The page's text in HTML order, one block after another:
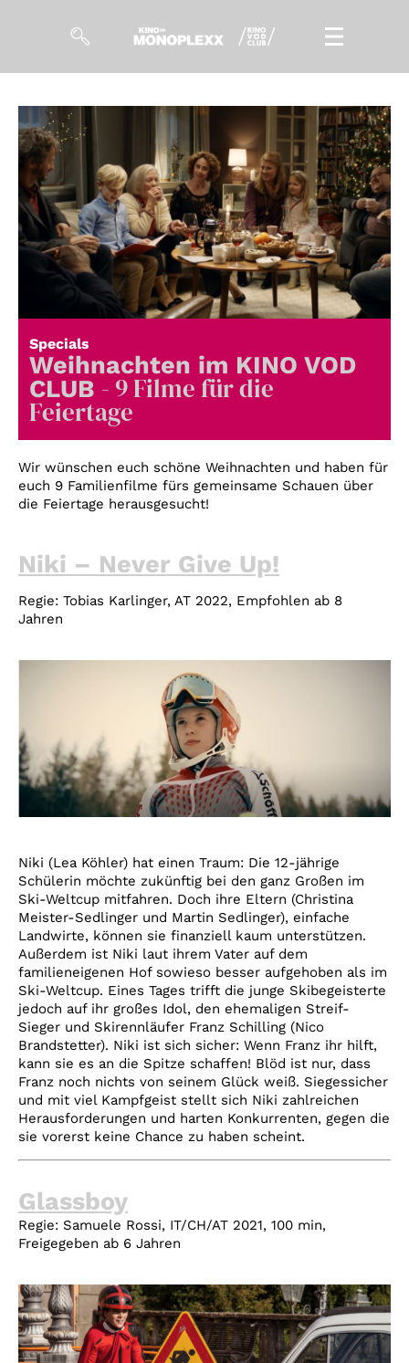
Filme
Magazin
Kuratierungen
Events
So geht’s
Filmpakete
Gutscheine
& Filmpässe
Account
Specials
Weihnachten im KINO VOD
CLUB - 9 Filme für die
Feiertage
Wir wünschen euch schöne Weihnachten und haben für
euch 9 Familienfilme fürs gemeinsame Schauen über
die Feiertage herausgesucht!
Niki – Never Give Up!
Regie: Tobias Karlinger, AT 2022, Empfohlen ab 8
Jahren
Niki (Lea Köhler) hat einen Traum: Die 12-jährige
Schülerin möchte zukünftig bei den ganz Großen im
Ski-Weltcup mitfahren. Doch ihre Eltern (Christina
Meister-Sedlinger und Martin Sedlinger), einfache
Landwirte, können sie finanziell kaum unterstützen.
Außerdem ist Niki laut ihrem Vater auf dem
familieneigenen Hof sowieso besser aufgehoben als im
Ski-Weltcup. Eines Tages trifft die junge Skibegeisterte
jedoch auf ihr großes Idol, den ehemaligen Streif-
Sieger und Skirennläufer Franz Schilling (Nico
Brandstetter). Niki ist sich sicher: Wenn Franz ihr hilft,
kann sie es an die Spitze schaffen! Blöd ist nur, dass
Franz noch nichts von seinem Glück weiß. Siegessicher
und mit viel Kampfgeist stellt sich Niki zahlreichen
Herausforderungen und harten Konkurrenten, gegen die
sie vorerst keine Chance zu haben scheint.
Glassboy
Regie: Samuele Rossi, IT/CH/AT 2021, 100 min,
Freigegeben ab 6 Jahren